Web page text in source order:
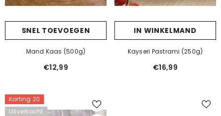
SNEL TOEVOEGEN
Mand Kaas (500g)
€12,99
IN WINKELMAND
Kayseri Pastrami (250g)
€16,99
Korting 20
Uitverkocht